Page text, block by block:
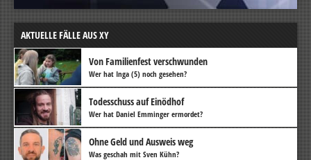
AKTUELLE FÄLLE AUS XY
Von Familienfest verschwunden
Wer hat Inga (5) noch gesehen?
Todesschuss auf Einödhof
Wer hat Daniel Emminger ermordet?
Ohne Geld und Ausweis weg
Was geschah mit Sven Kühn?